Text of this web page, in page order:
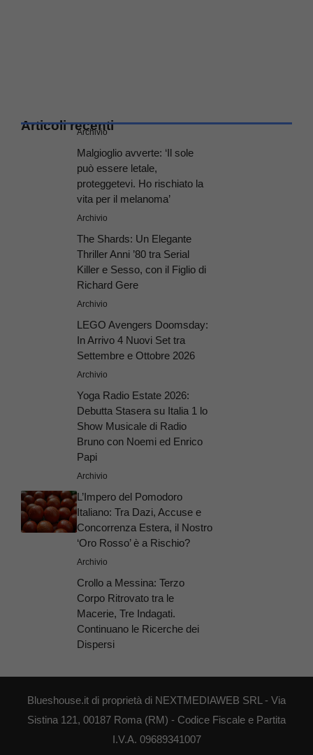
Articoli recenti
Archivio
Malgioglio avverte: ‘Il sole
può essere letale,
proteggetevi. Ho rischiato la
vita per il melanoma’
Archivio
The Shards: Un Elegante
Thriller Anni ’80 tra Serial
Killer e Sesso, con il Figlio di
Richard Gere
Archivio
LEGO Avengers Doomsday:
In Arrivo 4 Nuovi Set tra
Settembre e Ottobre 2026
Archivio
Yoga Radio Estate 2026:
Debutta Stasera su Italia 1 lo
Show Musicale di Radio
Bruno con Noemi ed Enrico
Papi
Archivio
L’Impero del Pomodoro
Italiano: Tra Dazi, Accuse e
Concorrenza Estera, il Nostro
‘Oro Rosso’ è a Rischio?
Archivio
Crollo a Messina: Terzo
Corpo Ritrovato tra le
Macerie, Tre Indagati.
Continuano le Ricerche dei
Dispersi
Blueshouse.it di proprietà di NEXTMEDIAWEB SRL - Via
Sistina 121, 00187 Roma (RM) - Codice Fiscale e Partita
I.V.A. 09689341007